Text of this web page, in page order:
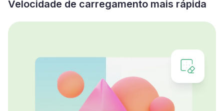
Velocidade de carregamento mais rápida